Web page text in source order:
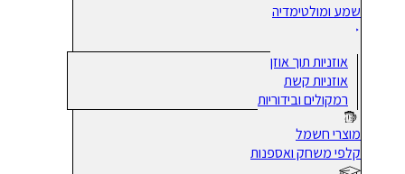
שמע ומולטימדיה
אוזניות תוך אוזן
אוזניות קשת
רמקולים ובידוריות
מוצרי חשמל
קלפי משחק ואספנות